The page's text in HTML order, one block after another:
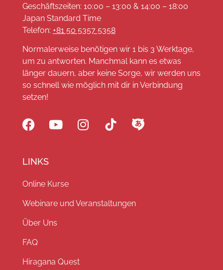
Geschäftszeiten: 10:00 – 13:00 & 14:00 – 18:00
Japan Standard Time
Telefon: +81 50 5357 5358
Normalerweise benötigen wir 1 bis 3 Werktage,
um zu antworten. Manchmal kann es etwas
länger dauern, aber keine Sorge, wir werden uns
so schnell wie möglich mit dir in Verbindung
setzen!
LINKS
Online Kurse
Webinare und Veranstaltungen
Über Uns
FAQ
Hiragana Quest